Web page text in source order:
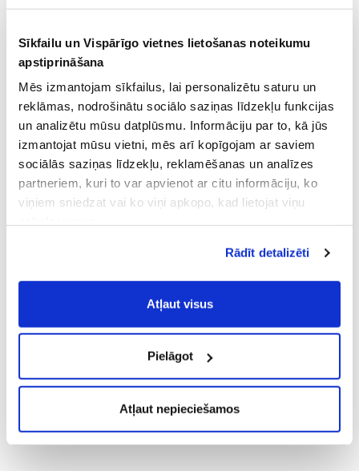
Sīkfailu un Vispārīgo vietnes lietošanas noteikumu
apstiprināšana
Mēs izmantojam sīkfailus, lai personalizētu saturu un
reklāmas, nodrošinātu sociālo saziņas līdzekļu funkcijas
un analizētu mūsu datplūsmu. Informāciju par to, kā jūs
izmantojat mūsu vietni, mēs arī kopīgojam ar saviem
sociālās saziņas līdzekļu, reklamēšanas un analīzes
partneriem, kuri to var apvienot ar citu informāciju, ko
viņiem sniedzat vai ko viņi apkopo, kad lietojat viņu
Vispārīgiem vietnes lietošanas
noteikumiem(saīsināti - VVLN).
Rādīt detalizēti
Atļaut visus
Pielāgot
Atļaut nepieciešamos